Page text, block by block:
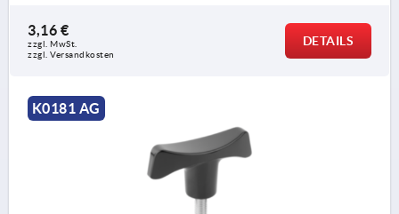
3,16 €
zzgl. MwSt.
zzgl. Versandkosten
DETAILS
K0181 AG